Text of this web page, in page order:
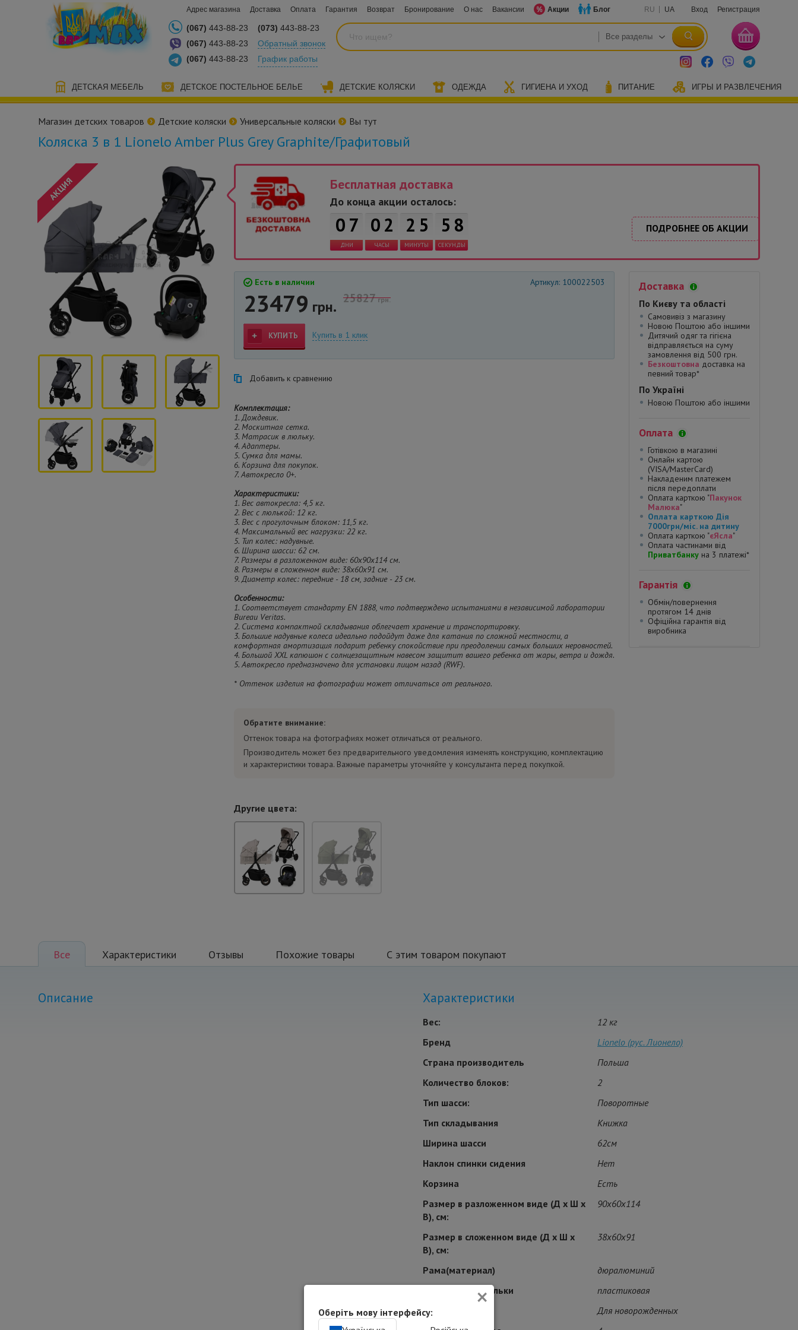
Адрес магазина Доставка Оплата Гарантия Возврат Бронирование О нас Вакансии Акции Блог RU UA Вход Регистрация
(067) 443-88-23
(067) 443-88-23
(067) 443-88-23
(073) 443-88-23
Обратный звонок
График работы
ДЕТСКАЯ МЕБЕЛЬ ДЕТСКОЕ ПОСТЕЛЬНОЕ БЕЛЬЕ ДЕТСКИЕ КОЛЯСКИ ОДЕЖДА ГИГИЕНА И УХОД ПИТАНИЕ ИГРЫ И РАЗВЛЕЧЕНИЯ
Магазин детских товаров Детские коляски Универсальные коляски Вы тут
Коляска 3 в 1 Lionelo Amber Plus Grey Graphite/Графитовый
Бесплатная доставка
До конца акции осталось:
0 7
ДНИ
0 2
ЧАСЫ
2 5
МИНУТЫ
5 7
СЕКУНДЫ
ПОДРОБНЕЕ ОБ АКЦИИ
Есть в наличии Артикул: 100022503
25827грн.
23479 грн.
КУПИТЬ Купить в 1 клик
Добавить к сравнению
Комплектация:
1. Дождевик.
2. Москитная сетка.
3. Матрасик в люльку.
4. Адаптеры.
5. Сумка для мамы.
6. Корзина для покупок.
7. Автокресло 0+.
Характеристики:
1. Вес автокресла: 4,5 кг.
2. Вес с люлькой: 12 кг.
3. Вес с прогулочным блоком: 11,5 кг.
4. Максимальный вес нагрузки: 22 кг.
5. Тип колес: надувные.
6. Ширина шасси: 62 см.
7. Размеры в разложенном виде: 60x90x114 см.
8. Размеры в сложенном виде: 38x60x91 см.
9. Диаметр колес: передние - 18 см, задние - 23 см.
Особенности:
1. Соответствует стандарту EN 1888, что подтверждено испытаниями в независимой лаборатории
Bureau Veritas.
2. Система компактной складывания облегчает хранение и транспортировку.
3. Большие надувные колеса идеально подойдут даже для катания по сложной местности, а
комфортная амортизация подарит ребенку спокойствие при преодолении самых больших неровностей.
4. Большой XXL капюшон с солнцезащитным навесом защитит вашего ребенка от жары, ветра и дождя.
5. Автокресло предназначено для установки лицом назад (RWF).
* Оттенок изделия на фотографии может отличаться от реального.
Обратите внимание:
Оттенок товара на фотографиях может отличаться от реального.
Производитель может без предварительного уведомления изменять конструкцию, комплектацию
и характеристики товара. Важные параметры уточняйте у консультанта перед покупкой.
Другие цвета:
Доставка
По Києву та області
Самовивіз з магазину
Новою Поштою або іншими
Дитячий одяг та гігієна
відправляється на суму
замовлення від 500 грн.
Безкоштовна доставка на
певний товар*
По Україні
Новою Поштою або іншими
Оплата
Готівкою в магазині
Онлайн картою
(VISA/MasterCard)
Накладеним платежем
після передоплати
Оплата карткою "Пакунок
Малюка"
Оплата карткою Дія
7000грн/міс. на дитину
Оплата карткою "єЯсла"
Оплата частинами від
Приватбанку на 3 платежі*
Гарантія
Обмін/повернення
протягом 14 днів
Офіційна гарантія від
виробника
Все Характеристики Отзывы Похожие товары С этим товаром покупают
Описание Характеристики
Вес:
12 кг
Бренд
Lionelo (рус. Лионело)
Страна производитель
Польша
Количество блоков:
2
Тип шасси:
Поворотные
Тип складывания
Книжка
Ширина шасси
62см
Наклон спинки сидения
Нет
Корзина
Есть
Размер в разложенном виде (Д х Ш х
В), см:
90x60x114
Размер в сложенном виде (Д х Ш х
В), см:
38x60x91
Рама(материал)
дюралюминий
Конструкция люльки
пластиковая
Для кого
Для новорожденных
×
Оберіть мову інтерфейсу: